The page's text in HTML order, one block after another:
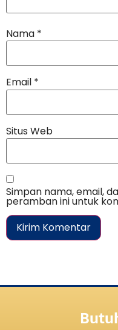
Nama *
Email *
Situs Web
Simpan nama, email,
peramban ini untuk